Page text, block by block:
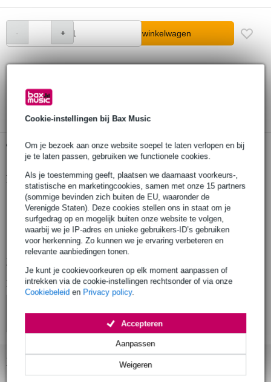
Cookie-instellingen bij Bax Music
Om je bezoek aan onze website soepel te laten verlopen en bij
je te laten passen, gebruiken we functionele cookies.
Als je toestemming geeft, plaatsen we daarnaast voorkeurs-,
statistische en marketingcookies, samen met onze 15 partners
(sommige bevinden zich buiten de EU, waaronder de
Verenigde Staten). Deze cookies stellen ons in staat om je
surfgedrag op en mogelijk buiten onze website te volgen,
waarbij we je IP-adres en unieke gebruikers-ID’s gebruiken
voor herkenning. Zo kunnen we je ervaring verbeteren en
relevante aanbiedingen tonen.
Je kunt je cookievoorkeuren op elk moment aanpassen of
intrekken via de cookie-instellingen rechtsonder of via onze
Cookiebeleid en Privacy policy.
Weigeren
Aanpassen
Accepteren
In winkelwagen
3 jaar Bax Music garantie
Gratis ophalen in de winkel
Productinformatie
type product: reserve-oordopjes
compatibiliteit: Shure Sound Isolating™ in-ear monitors (SE215,
SE425, SE535, SE846)
materiaal: PU-traagschuim (Comply 100-serie)
Bekijk ook eens (4)
Bekijk ook eens (4)